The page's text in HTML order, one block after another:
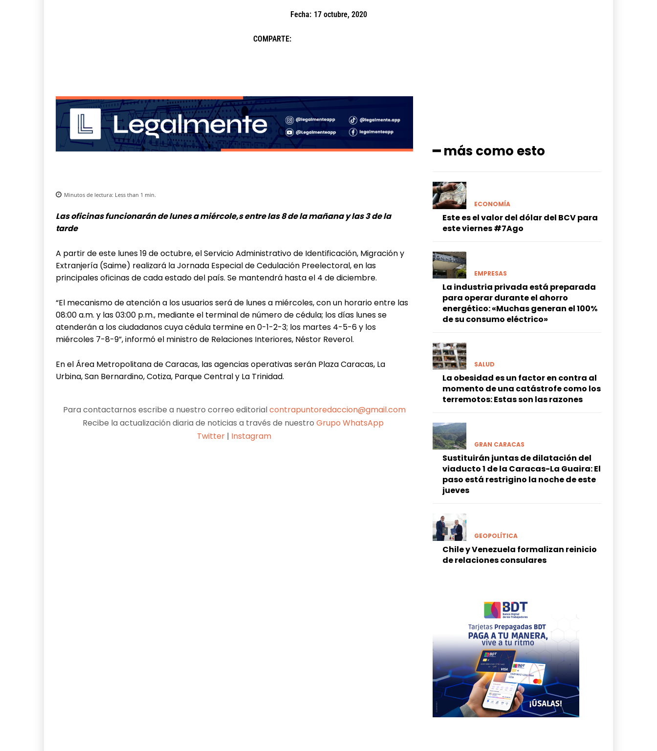
Fecha: 17 octubre, 2020
COMPARTE:
Minutos de lectura: Less than 1 min.
Las oficinas funcionarán de lunes a miércole,s entre las 8 de la mañana y las 3 de la
tarde
A partir de este lunes 19 de octubre, el Servicio Administrativo de Identificación, Migración y
Extranjería (Saime) realizará la Jornada Especial de Cedulación Preelectoral, en las
principales oficinas de cada estado del país. Se mantendrá hasta el 4 de diciembre.
“El mecanismo de atención a los usuarios será de lunes a miércoles, con un horario entre las
08:00 a.m. y las 03:00 p.m., mediante el terminal de número de cédula; los días lunes se
atenderán a los ciudadanos cuya cédula termine en 0-1-2-3; los martes 4-5-6 y los
miércoles 7-8-9”, informó el ministro de Relaciones Interiores, Néstor Reverol.
En el Área Metropolitana de Caracas, las agencias operativas serán Plaza Caracas, La
Urbina, San Bernardino, Cotiza, Parque Central y La Trinidad.
Para contactarnos escribe a nuestro correo editorialcontrapuntoredaccion@gmail.com
Recibe la actualización diaria de noticias a través de nuestroGrupo WhatsApp
Twitter | Instagram
━ más como esto
ECONOMÍA
Este es el valor del dólar del BCV para
este viernes #7Ago
EMPRESAS
La industria privada está preparada
para operar durante el ahorro
energético: «Muchas generan el 100%
de su consumo eléctrico»
SALUD
La obesidad es un factor en contra al
momento de una catástrofe como los
terremotos: Estas son las razones
GRAN CARACAS
Sustituirán juntas de dilatación del
viaducto 1 de la Caracas-La Guaira: El
paso está restrigino la noche de este
jueves
GEOPOLÍTICA
Chile y Venezuela formalizan reinicio
de relaciones consulares